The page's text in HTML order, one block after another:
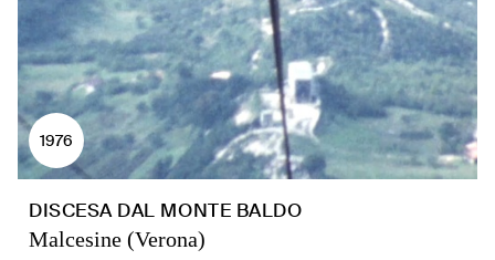
1976
DISCESA DAL MONTE BALDO
Malcesine (Verona)